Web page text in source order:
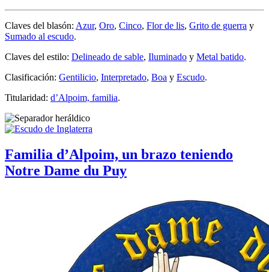
Claves del blasón: Azur, Oro, Cinco, Flor de lis, Grito de guerra y
Sumado al escudo.
Claves del estilo: Delineado de sable, Iluminado y Metal batido.
Clasificación: Gentilicio, Interpretado, Boa y Escudo.
Titularidad: d’Alpoim, familia.
Familia d’Alpoim, un brazo teniendo
Notre Dame du Puy